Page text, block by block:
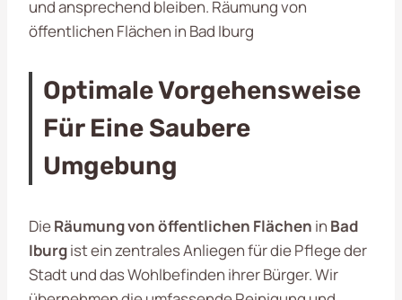
und ansprechend bleiben. Räumung von
öffentlichen Flächen in Bad Iburg
Optimale Vorgehensweise
Für Eine Saubere
Umgebung
DieRäumung von öffentlichen Flächen in Bad
Iburgist ein zentrales Anliegen für die Pflege der
Stadt und das Wohlbefinden ihrer Bürger. Wir